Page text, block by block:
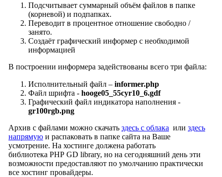
Подсчитывает суммарный объём файлов в папке
(корневой) и подпапках.
Переводит в процентное отношение свободно /
занято.
Создаёт графический информер с необходимой
информацией
В построении информера задействованы всего три файла:
Исполнительный файл – informer.php
Файл шрифта - hooge05_55cyr10_6.gdf
Графический файл индикатора наполнения -
gr100rgb.png
Архив с файлами можно скачать здесь с облака или здесь
напрямую и распаковать в папке сайта на Ваше
усмотрение. На хостинге должена работать
библиотека PHP GD library, но на сегодняшний день эти
возможности предоставляют по умолчанию практически
все хостинг провайдеры.